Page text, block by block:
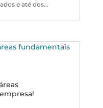
e até dos...